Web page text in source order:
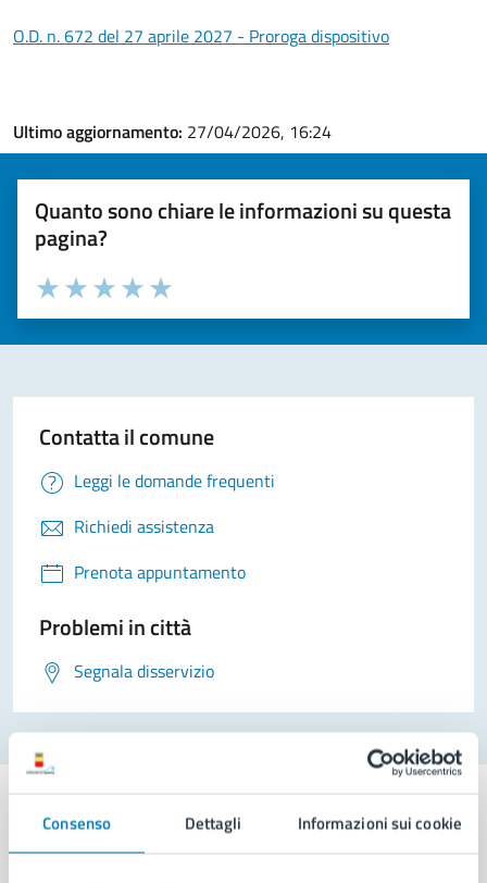
Consenso Dettagli Informazioni sui cookie
O.D. n. 672 del 27 aprile 2027 - Proroga dispositivo
Ultimo aggiornamento: 27/04/2026, 16:24
Quanto sono chiare le informazioni su questa
pagina?
Valuta la chiarezza delle informazioni (da 1 a 5 stelle)
Seleziona il numero di stelle per valutare la chiarezza delle
Valuta 5 stelle su 5
Valuta 4 stelle su 5
Valuta 3 stelle su 5
Valuta 2 stelle su 5
Valuta 1 stelle su 5
Contatta il comune
Leggi le domande frequenti
Richiedi assistenza
Prenota appuntamento
Problemi in città
Segnala disservizio